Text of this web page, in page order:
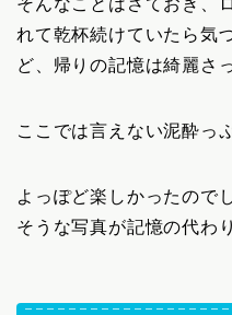
そんなことはさておき、
れて乾杯続けていたら気
ど、帰りの記憶は綺麗さ
ここでは言えない泥酔っ
よっぽど楽しかったので
そうな写真が記憶の代わ